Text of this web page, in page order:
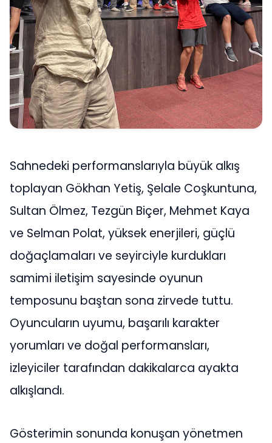
Sahnedeki performanslarıyla büyük alkış
toplayan Gökhan Yetiş, Şelale Coşkuntuna,
Sultan Ölmez, Tezgün Biçer, Mehmet Kaya
ve Selman Polat, yüksek enerjileri, güçlü
doğaçlamaları ve seyirciyle kurdukları
samimi iletişim sayesinde oyunun
temposunu baştan sona zirvede tuttu.
Oyuncuların uyumu, başarılı karakter
yorumları ve doğal performansları,
izleyiciler tarafından dakikalarca ayakta
alkışlandı.
Gösterimin sonunda konuşan yönetmen